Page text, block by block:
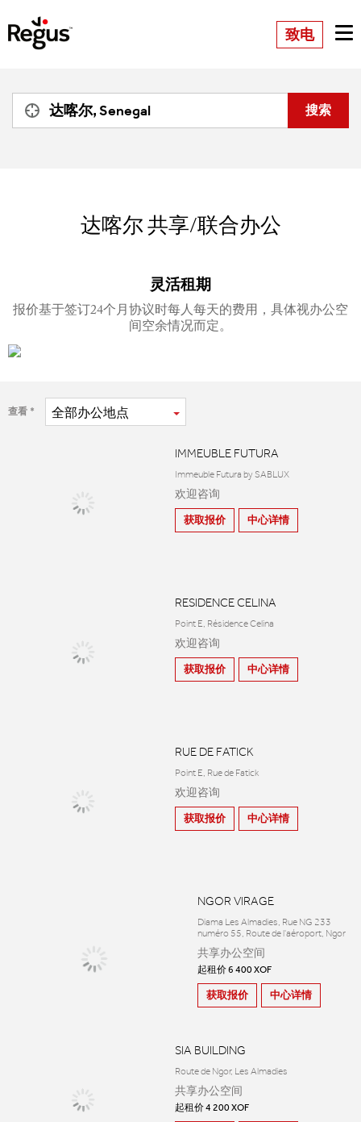
致电
达喀尔共享/联合办公
灵活租期
报价基于签订24个月协议时每人每天的费用，具体视办公空
间空余情况而定。
查看 全部办公地点
IMMEUBLE FUTURA
Immeuble Futura by SABLUX
欢迎咨询
获取报价 中心详情
RESIDENCE CELINA
Point E, Résidence Celina
欢迎咨询
获取报价 中心详情
RUE DE FATICK
Point E, Rue de Fatick
欢迎咨询
获取报价 中心详情
NGOR VIRAGE
Diama Les Almadies, Rue NG 233
numéro 55, Route de l'aéroport, Ngor
共享办公空间
起租价 6 400 XOF
获取报价 中心详情
SIA BUILDING
Route de Ngor, Les Almadies
共享办公空间
起租价 4 200 XOF